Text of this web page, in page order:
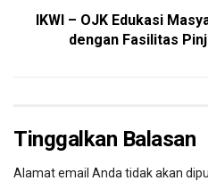
IKWI – OJK Edukasi
dengan Fasilitas
Tinggalkan Balasan
Alamat email Anda tidak akan